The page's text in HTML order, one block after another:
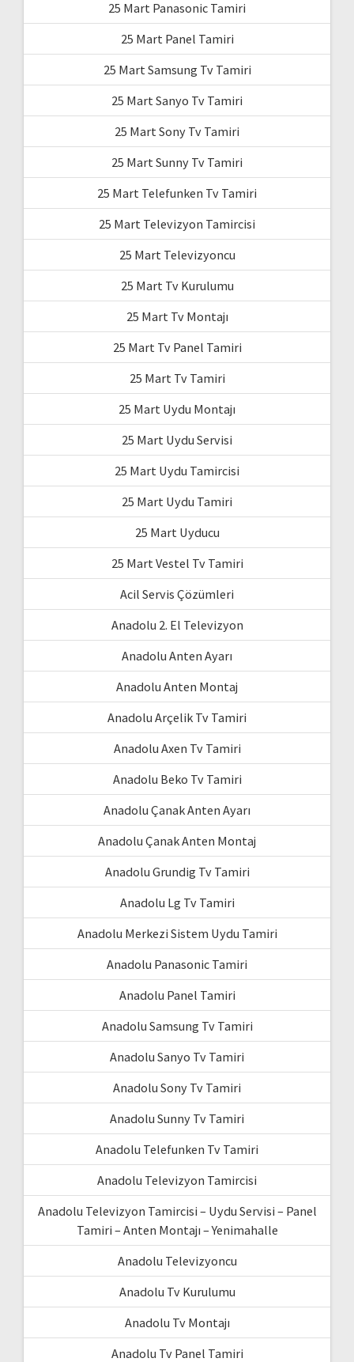
25 Mart Panasonic Tamiri
25 Mart Panel Tamiri
25 Mart Samsung Tv Tamiri
25 Mart Sanyo Tv Tamiri
25 Mart Sony Tv Tamiri
25 Mart Sunny Tv Tamiri
25 Mart Telefunken Tv Tamiri
25 Mart Televizyon Tamircisi
25 Mart Televizyoncu
25 Mart Tv Kurulumu
25 Mart Tv Montajı
25 Mart Tv Panel Tamiri
25 Mart Tv Tamiri
25 Mart Uydu Montajı
25 Mart Uydu Servisi
25 Mart Uydu Tamircisi
25 Mart Uydu Tamiri
25 Mart Uyducu
25 Mart Vestel Tv Tamiri
Acil Servis Çözümleri
Anadolu 2. El Televizyon
Anadolu Anten Ayarı
Anadolu Anten Montaj
Anadolu Arçelik Tv Tamiri
Anadolu Axen Tv Tamiri
Anadolu Beko Tv Tamiri
Anadolu Çanak Anten Ayarı
Anadolu Çanak Anten Montaj
Anadolu Grundig Tv Tamiri
Anadolu Lg Tv Tamiri
Anadolu Merkezi Sistem Uydu Tamiri
Anadolu Panasonic Tamiri
Anadolu Panel Tamiri
Anadolu Samsung Tv Tamiri
Anadolu Sanyo Tv Tamiri
Anadolu Sony Tv Tamiri
Anadolu Sunny Tv Tamiri
Anadolu Telefunken Tv Tamiri
Anadolu Televizyon Tamircisi
Anadolu Televizyon Tamircisi – Uydu Servisi – Panel
Tamiri – Anten Montajı – Yenimahalle
Anadolu Televizyoncu
Anadolu Tv Kurulumu
Anadolu Tv Montajı
Anadolu Tv Panel Tamiri